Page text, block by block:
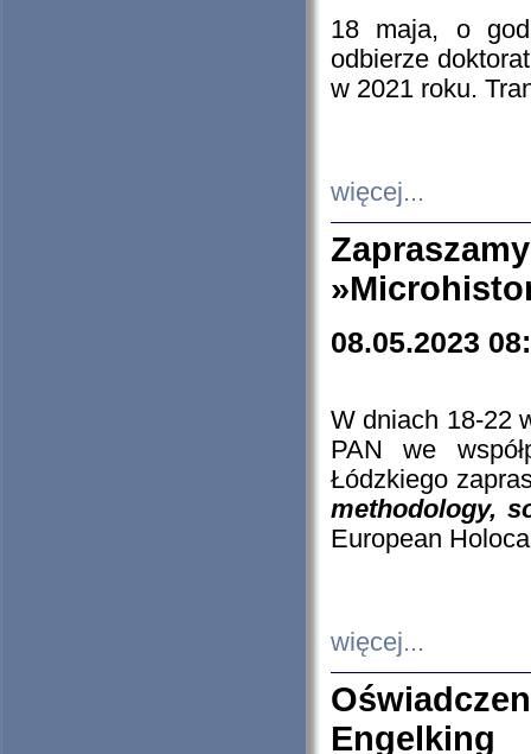
18 maja, o
odbierze
w 2021 roku.
więcej...
08.05.2023
W dniach 18-22
PAN we
Łódzkiego
methodology,
European
więcej...
Engelking